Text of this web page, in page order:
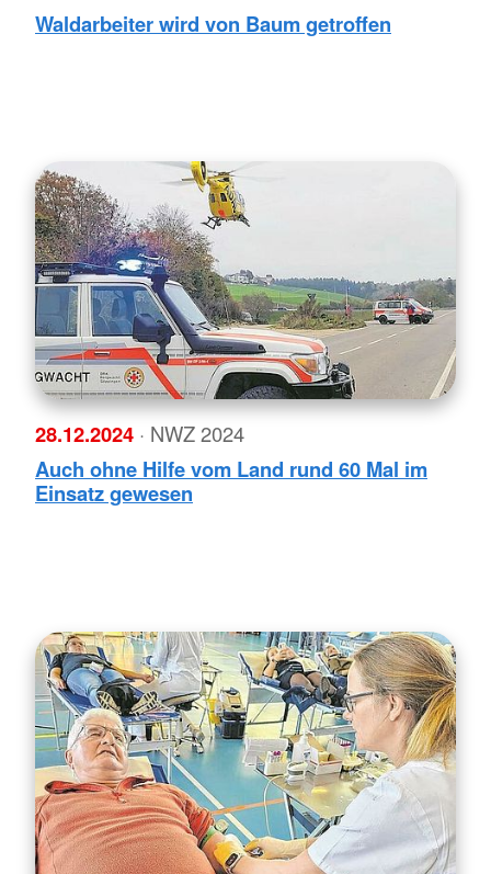
Waldarbeiter wird von Baum getroffen
28.12.2024 · NWZ 2024
Auch ohne Hilfe vom Land rund 60 Mal im
Einsatz gewesen